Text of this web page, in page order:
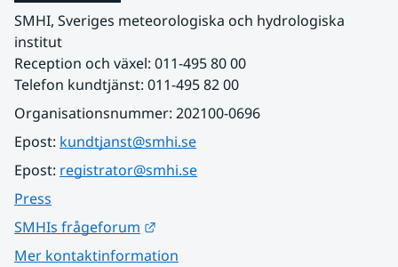
SMHI, Sveriges meteorologiska och hydrologiska
institut
Reception och växel: 011-495 80 00
Telefon kundtjänst: 011-495 82 00
Organisationsnummer: 202100-0696
Epost: kundtjanst@smhi.se
Epost: registrator@smhi.se
Press
SMHIs frågeforum
Mer kontaktinformation